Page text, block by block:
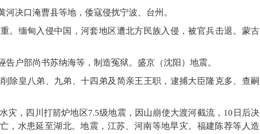
决口淹曹县等地，倭寇侵扰宁波、台州。
。缅甸入侵中国，河套地区遭北方民族入侵，被官兵击退。蒙古
户部尚书苏纳海等，制造冤狱。盛京（沈阳）地震。
除皇八弟、九弟、十四弟及简亲王王职，逮捕大臣隆克多、查嗣
灾，四川打箭炉地区7.5级地震，因山崩使大渡河截流，10日后决
，水患延至湖北。地震，江苏、河南等地旱灾。福建陈荐等人造